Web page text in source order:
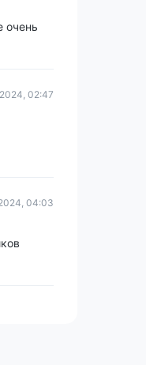
очень
02:47
04:03